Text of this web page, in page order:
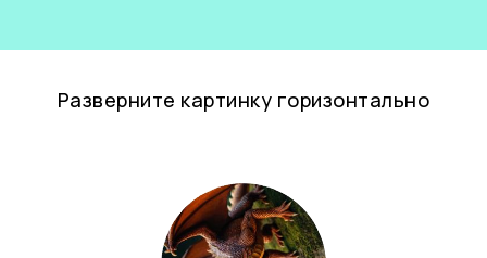
Разверните картинку горизонтально